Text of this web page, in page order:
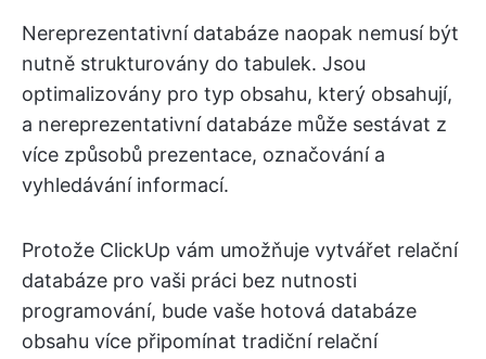
Nereprezentativní databáze naopak nemusí být
nutně strukturovány do tabulek. Jsou
optimalizovány pro typ obsahu, který obsahují,
a nereprezentativní databáze může sestávat z
více způsobů prezentace, označování a
vyhledávání informací.
Protože ClickUp vám umožňuje vytvářet relační
databáze pro vaši práci bez nutnosti
programování, bude vaše hotová databáze
obsahu více připomínat tradiční relační